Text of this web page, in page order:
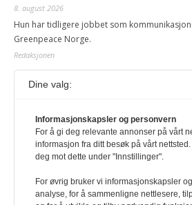
8. august 2026
Hun har tidligere jobbet som
Greenpeace Norge.
Redaksjonen
Journalist fra Vietnam idømt 7
Kommunistpartiet i Vietnam har total
aviser, TV- og radiokanaler. For å lese
Logg inn her Ny abonnent? Velg
og bedrifter.
Redaksjonen
Dine valg:
Informasjonskapsler og personvern
For å gi deg relevante annonser på vårt
informasjon fra ditt besøk på vårt
deg mot dette under "Innstillinger".
For øvrig bruker vi informasjonskapsler
analyse, for å sammenligne nettlesere,